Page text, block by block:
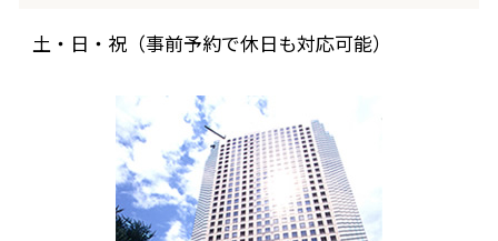
土・日・祝（事前予約で休日も対応可能）